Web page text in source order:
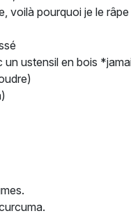
voilà pourquoi je le
ustensil en bois